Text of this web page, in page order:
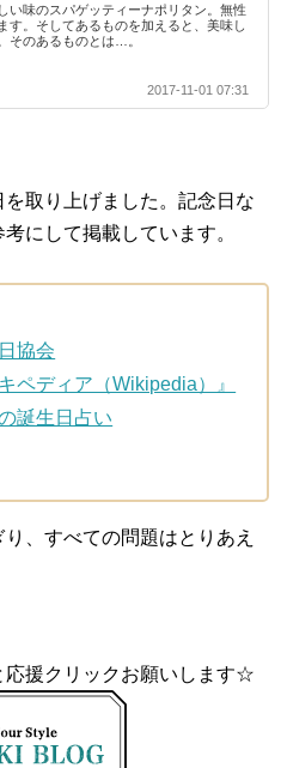
い味のスパゲッティーナポリタン。無性
す。そしてあるものを加えると、美味し
そのあるものとは…。
2017-11-01 07:31
取り上げました。記念日な
にして掲載しています。
協会
ペディア（Wikipedia）』
誕生日占い
、すべての問題はとりあえ
応援クリックお願いします☆